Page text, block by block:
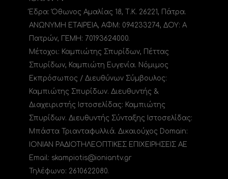
Έδρα: Όθωνος Αμαλίας 18, Τ.Κ. 26221, Πάτρα.
ΑΝΩΝΥΜΗ ΕΤΑΙΡΕΙΑ, ΑΦΜ: 094233274, ΔΟΥ: A
Πατρών, ΓΕΜΗ: 70193624000.
Μέτοχοι: Καμπιώτης Σπυρίδων, Πέττας
Σπυρίδων, Καμπιώτη Ευγενία. Νόμιμος
Εκπρόσωπος / Διευθύνων Σύμβουλος:
Καμπιώτης Σπυρίδων. Διευθυντής &
Διαχειριστής Ιστοσελίδας: Καμπιώτης
Σπυρίδων. Διευθυντής Σύνταξης Ιστοσελίδας:
Μπάστα Τριανταφυλλιά. Δικαιούχος Domain:
ΙΟΝΙΑΝ ΡΑΔΙΟΤΗΛΕΟΠΤΙΚΕΣ ΕΠΙΧΕΙΡΗΣΕΙΣ ΑΕ
Email: skampiotis@ioniantv.gr
Τηλέφωνο: 2610622080.